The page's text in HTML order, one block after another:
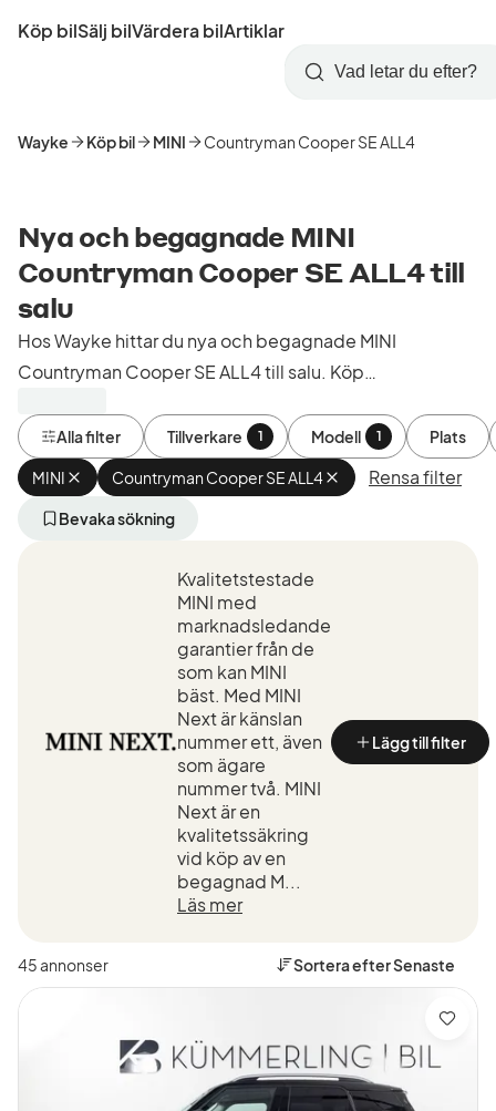
till
Startsida
Köp bilSälj bilVärdera bilArtiklar
Skapa
konto
Logga
in
Sök
Wayke Köp bil MINI Countryman Cooper SE ALL4
Nya och begagnade MINI
Countryman Cooper SE ALL4 till
salu
Hos Wayke hittar du nya och begagnade MINI
Countryman Cooper SE ALL4 till salu. Köp
Sverige.Alla filter Tillverkare 1 Modell 1 Plats
MINI Ta
bort
aktivt
Countryman Cooper SE ALL4 Ta
bort
Rensa filter
Bevaka sökning
Kvalitetstestade
MINI med
marknadsledande
garantier från de
som kan MINI
bäst. Med MINI
Next är känslan
nummer ett, även
som ägare
nummer två. MINI
Next är en
kvalitetssäkring
vid köp av en
begagnad M...
Läs mer
Lägg till filter
45 annonser Sortera efterSenaste
Spara